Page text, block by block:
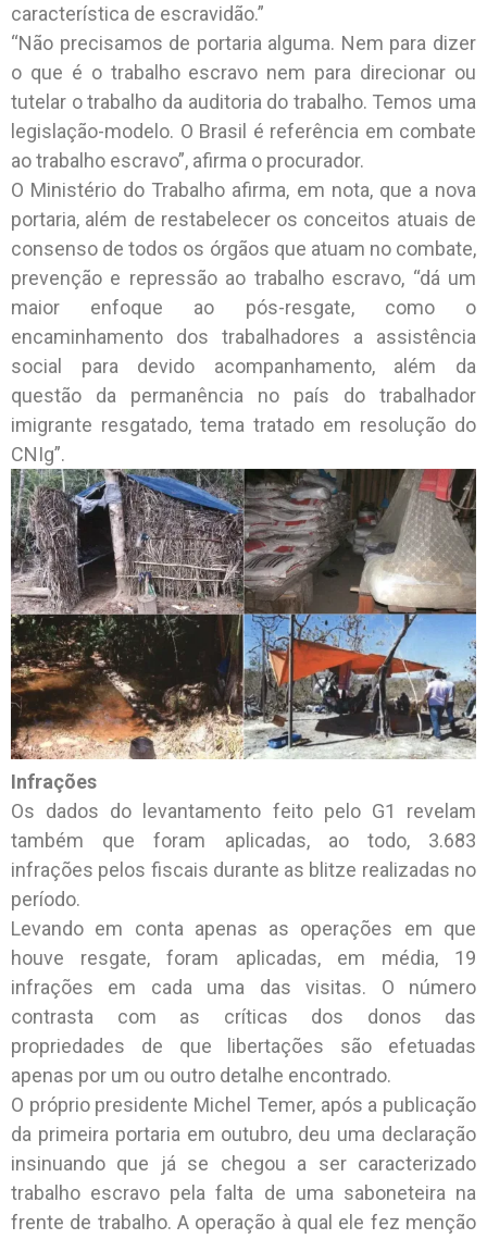
característica de escravidão.”
“Não precisamos de portaria alguma. Nem para dizer
o que é o trabalho escravo nem para direcionar ou
tutelar o trabalho da auditoria do trabalho. Temos uma
legislação-modelo. O Brasil é referência em combate
ao trabalho escravo”, afirma o procurador.
O Ministério do Trabalho afirma, em nota, que a nova
portaria, além de restabelecer os conceitos atuais de
consenso de todos os órgãos que atuam no combate,
prevenção e repressão ao trabalho escravo, “dá um
maior enfoque ao pós-resgate, como o
encaminhamento dos trabalhadores a assistência
social para devido acompanhamento, além da
questão da permanência no país do trabalhador
imigrante resgatado, tema tratado em resolução do
CNIg”.
Infrações
Os dados do levantamento feito pelo G1 revelam
também que foram aplicadas, ao todo, 3.683
infrações pelos fiscais durante as blitze realizadas no
período.
Levando em conta apenas as operações em que
houve resgate, foram aplicadas, em média, 19
infrações em cada uma das visitas. O número
contrasta com as críticas dos donos das
propriedades de que libertações são efetuadas
apenas por um ou outro detalhe encontrado.
O próprio presidente Michel Temer, após a publicação
da primeira portaria em outubro, deu uma declaração
insinuando que já se chegou a ser caracterizado
trabalho escravo pela falta de uma saboneteira na
frente de trabalho. A operação à qual ele fez menção